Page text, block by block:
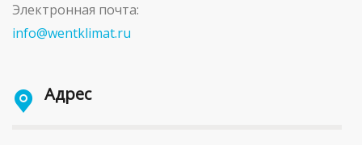
Электронная почта:
info@wentklimat.ru
Адрес